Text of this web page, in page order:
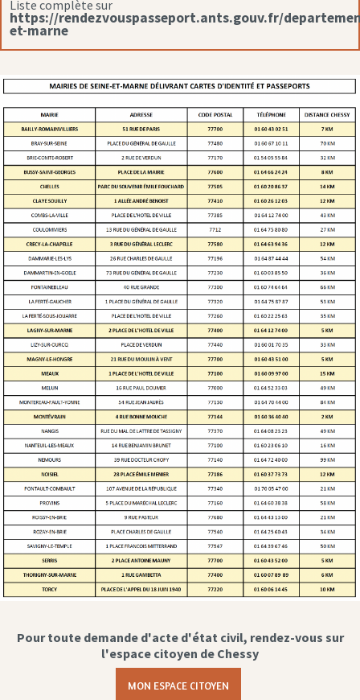
Liste complète sur
https://rendezvouspasseport.ants.gouv.fr/
et-marne
Pour toute demande d'acte d'état civil, rendez-vous sur
l'espace citoyen de Chessy
MON ESPACE CITOYEN